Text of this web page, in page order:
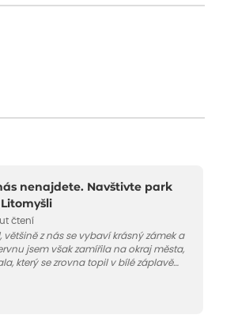
nenajdete. Navštivte park
čtení
většině z nás se vybaví krásný zámek a
jsem však zamířila na okraj města,
který se zrovna topil v bílé záplavě
řeknou víc než slova, přidávám k
tento jedinečný kus krajiny vznikl.